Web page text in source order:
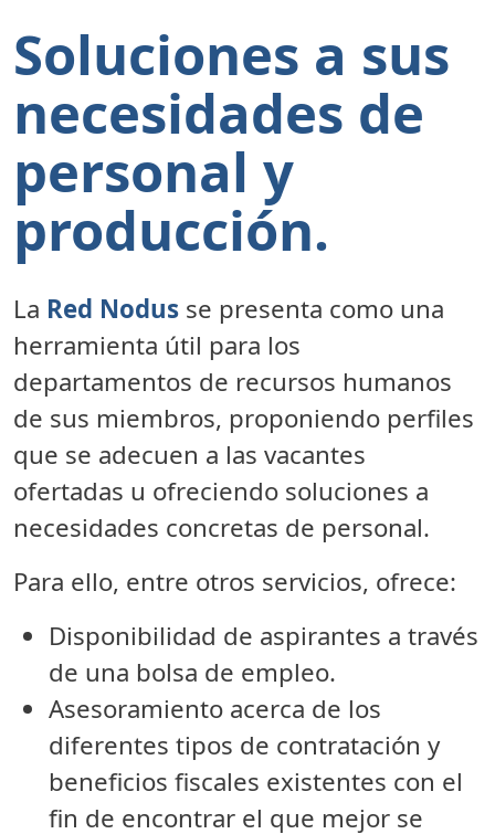
Soluciones a sus
necesidades de
personal y
producción.
La Red Nodus se presenta como una
herramienta útil para los
departamentos de recursos humanos
de sus miembros, proponiendo perfiles
que se adecuen a las vacantes
ofertadas u ofreciendo soluciones a
necesidades concretas de personal.
Para ello, entre otros servicios, ofrece:
Disponibilidad de aspirantes a través
de una bolsa de empleo.
Asesoramiento acerca de los
diferentes tipos de contratación y
beneficios fiscales existentes con el
fin de encontrar el que mejor se